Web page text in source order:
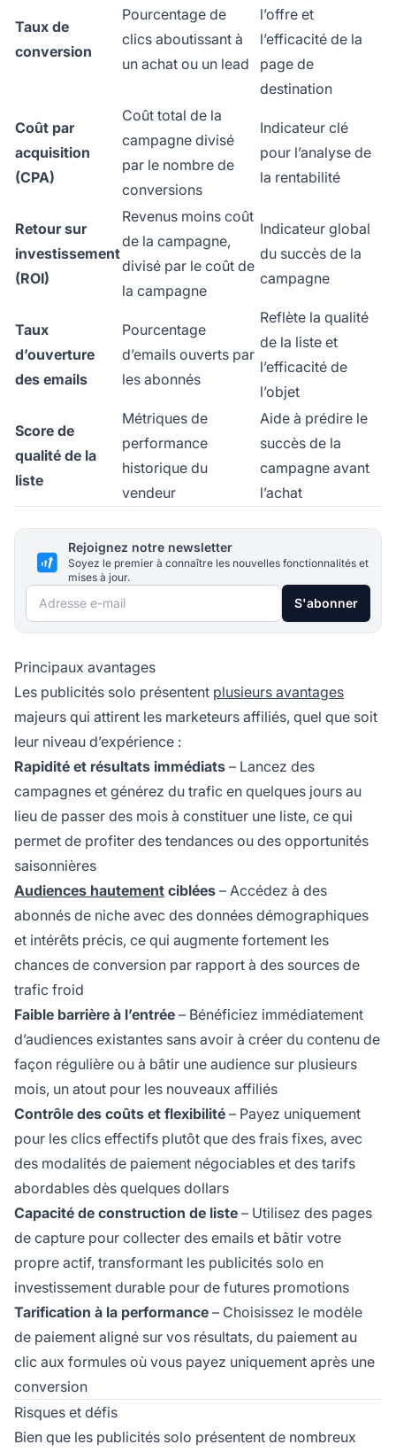
Taux de
conversion
Pourcentage de
clics aboutissant à
un achat ou un lead
l’offre et
l’efficacité de la
page de
destination
Coût par
acquisition
(CPA)
Coût total de la
campagne divisé
par le nombre de
conversions
Indicateur clé
pour l’analyse de
la rentabilité
Retour sur
investissement
(ROI)
Revenus moins coût
de la campagne,
divisé par le coût de
la campagne
Indicateur global
du succès de la
campagne
Taux
d’ouverture
des emails
Pourcentage
d’emails ouverts par
les abonnés
Reflète la qualité
de la liste et
l’efficacité de
l’objet
Score de
qualité de la
liste
Métriques de
performance
historique du
vendeur
Aide à prédire le
succès de la
campagne avant
l’achat
Rejoignez notre newsletter
Soyez le premier à connaître les nouvelles fonctionnalités et
mises à jour.
Adresse e-mail S'abonner
Principaux avantages
Les publicités solo présentent plusieurs avantages
majeurs qui attirent les marketeurs affiliés, quel que soit
leur niveau d’expérience :
Rapidité et résultats immédiats – Lancez des
campagnes et générez du trafic en quelques jours au
lieu de passer des mois à constituer une liste, ce qui
permet de profiter des tendances ou des opportunités
saisonnières
Audiences hautement ciblées – Accédez à des
abonnés de niche avec des données démographiques
et intérêts précis, ce qui augmente fortement les
chances de conversion par rapport à des sources de
trafic froid
Faible barrière à l’entrée – Bénéficiez immédiatement
d’audiences existantes sans avoir à créer du contenu de
façon régulière ou à bâtir une audience sur plusieurs
mois, un atout pour les nouveaux affiliés
Contrôle des coûts et flexibilité – Payez uniquement
pour les clics effectifs plutôt que des frais fixes, avec
des modalités de paiement négociables et des tarifs
abordables dès quelques dollars
Capacité de construction de liste – Utilisez des pages
de capture pour collecter des emails et bâtir votre
propre actif, transformant les publicités solo en
investissement durable pour de futures promotions
Tarification à la performance – Choisissez le modèle
de paiement aligné sur vos résultats, du paiement au
clic aux formules où vous payez uniquement après une
conversion
Risques et défis
Bien que les publicités solo présentent de nombreux